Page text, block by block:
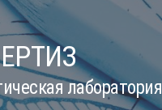
лаборатория